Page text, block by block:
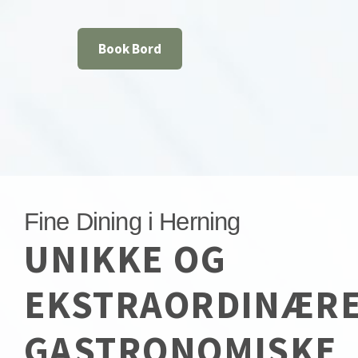
Book Bord
Fine Dining i Herning
UNIKKE OG